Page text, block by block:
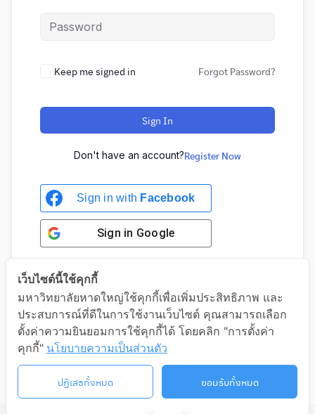
Keep me signed in Forgot Password?
Sign In
Don't have an account?Register Now
Sign in with Facebook
Sign in Google
Sign in with Google
เว็บไซต์นี้ใช้คุกกี้
มหาวิทยาลัยหาดใหญ่ใช้คุกกี้เพื่อเพิ่มประสิทธิภาพ และ
ประสบการณ์ที่ดีในการใช้งานเว็บไซต์ คุณสามารถเลือก
ตั้งค่าความยินยอมการใช้คุกกี้ได้ โดยคลิก "การตั้งค่า
คุกกี้" นโยบายความเป็นส่วนตัว
ปฏิเสธทั้งหมด ยอมรับทั้งหมด